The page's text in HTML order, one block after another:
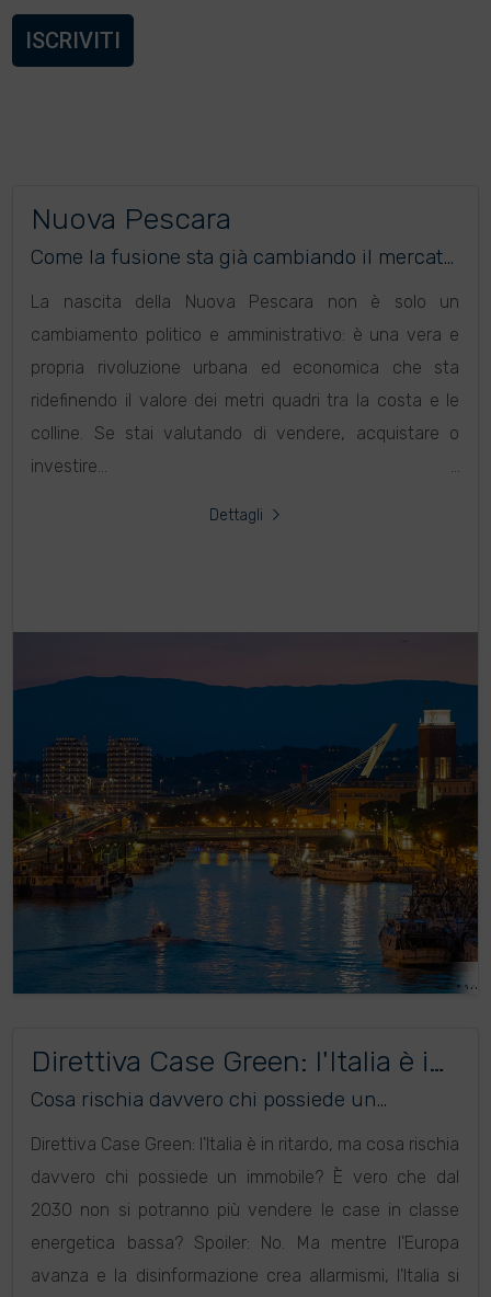
ISCRIVITI
Nuova Pescara
Come la fusione sta già cambiando il mercato
La nascita della Nuova Pescara non è solo un
cambiamento politico e amministrativo: è una vera e
propria rivoluzione urbana ed economica che sta
ridefinendo il valore dei metri quadri tra la costa e le
colline. Se stai valutando di vendere, acquistare o
investire...
Dettagli
Direttiva Case Green: l'Italia è in
ritardo
Cosa rischia davvero chi possiede un
Direttiva Case Green: l'Italia è in ritardo, ma cosa rischia
davvero chi possiede un immobile? È vero che dal
2030 non si potranno più vendere le case in classe
energetica bassa? Spoiler: No. Ma mentre l'Europa
avanza e la disinformazione crea allarmismi, l'Italia si